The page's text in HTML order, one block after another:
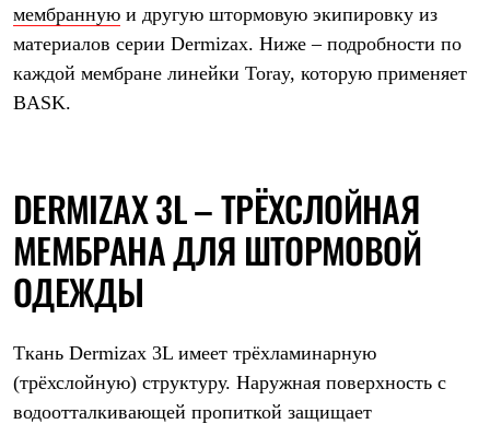
Утепленная пухом
Куртки
Брюки
Жилеты
Утепленная синтетикой
Куртки
Софтшелл одежда
Куртки
Брюки
Лёгкая одежда
Рубашки
Футболки
Брюки
Термобелье
Теплое термобелье
мембранную и другую штормовую экипировку из
материалов серии Dermizax. Ниже – подробности по
каждой мембране линейки Toray, которую применяет
BASK.
DERMIZAX 3L – ТРЁХСЛОЙНАЯ
МЕМБРАНА ДЛЯ ШТОРМОВОЙ
ОДЕЖДЫ
Ткань Dermizax 3L имеет трёхламинарную
(трёхслойную) структуру. Наружная поверхность с
водоотталкивающей пропиткой защищает